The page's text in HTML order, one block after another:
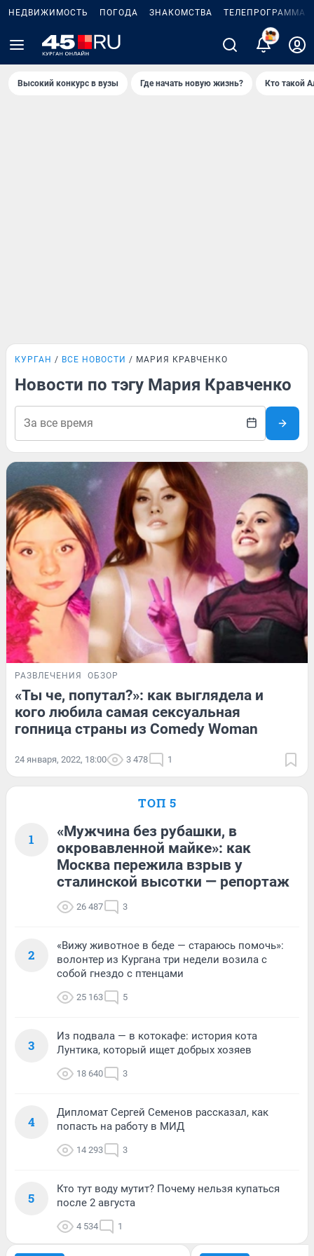
НЕДВИЖИМОСТЬ ПОГОДА ЗНАКОМСТВА ТЕЛЕПРОГРАММА
Высокий конкурс в вузы Где начать новую жизнь? Кто такой
КУРГАН ВСЕ НОВОСТИ МАРИЯ КРАВЧЕНКО
Новости по тэгу Мария Кравченко
РАЗВЛЕЧЕНИЯ ОБЗОР
«Ты че, попутал?»: как выглядела и
кого любила самая сексуальная
гопница страны из Comedy Woman
24 января, 2022, 18:00 3 478 1
ТОП 5
1
«Мужчина без рубашки, в
окровавленной майке»: как
Москва пережила взрыв у
сталинской высотки — репортаж
26 487 3
2
«Вижу животное в беде — стараюсь помочь»:
волонтер из Кургана три недели возила с
собой гнездо с птенцами
25 163 5
3
Из подвала — в котокафе: история кота
Лунтика, который ищет добрых хозяев
18 640 3
4
Дипломат Сергей Семенов рассказал, как
попасть на работу в МИД
14 293 3
5
Кто тут воду мутит? Почему нельзя купаться
после 2 августа
4 534 1